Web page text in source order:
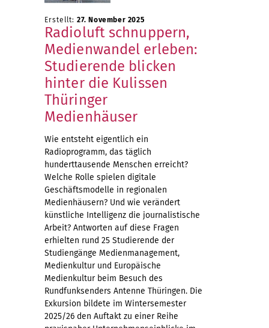
Erstellt: 27. November 2025
Radioluft schnuppern,
Medienwandel erleben:
Studierende blicken
hinter die Kulissen
Thüringer
Medienhäuser
Wie entsteht eigentlich ein
Radioprogramm, das täglich
hunderttausende Menschen erreicht?
Welche Rolle spielen digitale
Geschäftsmodelle in regionalen
Medienhäusern? Und wie verändert
künstliche Intelligenz die journalistische
Arbeit? Antworten auf diese Fragen
erhielten rund 25 Studierende der
Studiengänge Medienmanagement,
Medienkultur und Europäische
Medienkultur beim Besuch des
Rundfunksenders Antenne Thüringen. Die
Exkursion bildete im Wintersemester
2025/26 den Auftakt zu einer Reihe